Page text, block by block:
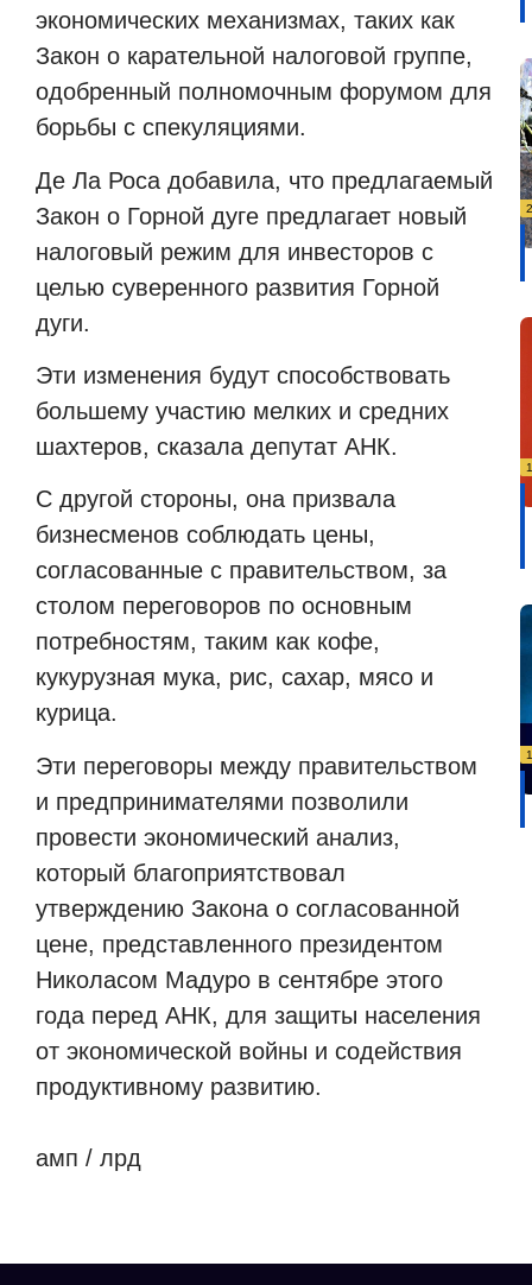
экономических механизмах, таких как
Закон о карательной налоговой группе,
одобренный полномочным форумом для
борьбы с спекуляциями.
Де Ла Роса добавила, что предлагаемый
Закон о Горной дуге предлагает новый
налоговый режим для инвесторов с
целью суверенного развития Горной
дуги.
Эти изменения будут способствовать
большему участию мелких и средних
шахтеров, сказала депутат АНК.
С другой стороны, она призвала
бизнесменов соблюдать цены,
согласованные с правительством, за
столом переговоров по основным
потребностям, таким как кофе,
кукурузная мука, рис, сахар, мясо и
курица.
Эти переговоры между правительством
и предпринимателями позволили
провести экономический анализ,
который благоприятствовал
утверждению Закона о согласованной
цене, представленного президентом
Николасом Мадуро в сентябре этого
года перед АНК, для защиты населения
от экономической войны и содействия
продуктивному развитию.
амп / лрд